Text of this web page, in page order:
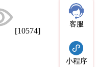
[10574]
客服
小程序